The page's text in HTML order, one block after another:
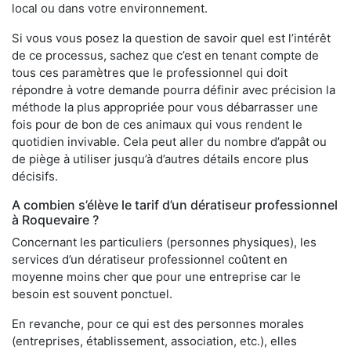
local ou dans votre environnement.
Si vous vous posez la question de savoir quel est l’intérêt
de ce processus, sachez que c’est en tenant compte de
tous ces paramètres que le professionnel qui doit
répondre à votre demande pourra définir avec précision la
méthode la plus appropriée pour vous débarrasser une
fois pour de bon de ces animaux qui vous rendent le
quotidien invivable. Cela peut aller du nombre d’appât ou
de piège à utiliser jusqu’à d’autres détails encore plus
décisifs.
A combien s’élève le tarif d’un dératiseur professionnel
à Roquevaire ?
Concernant les particuliers (personnes physiques), les
services d’un dératiseur professionnel coûtent en
moyenne moins cher que pour une entreprise car le
besoin est souvent ponctuel.
En revanche, pour ce qui est des personnes morales
(entreprises, établissement, association, etc.), elles